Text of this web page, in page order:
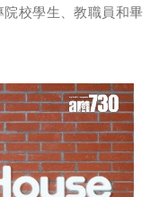
校學生、教職員和畢